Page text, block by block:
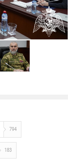
794
183